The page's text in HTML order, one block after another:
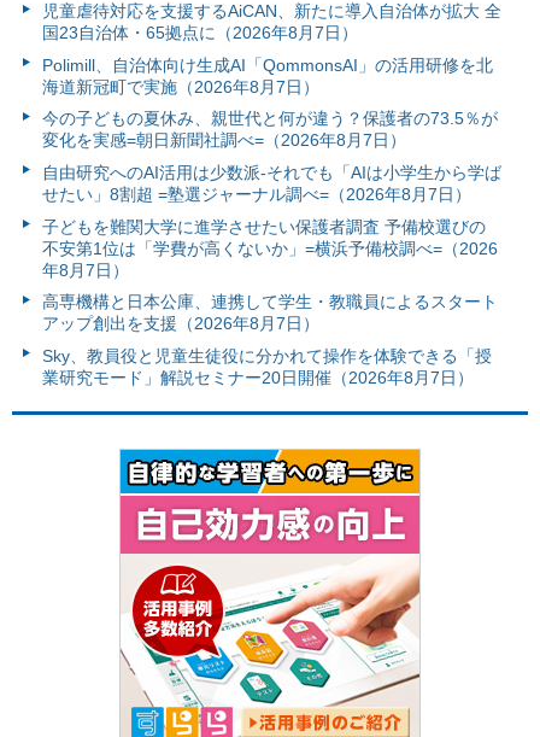
児童虐待対応を支援するAiCAN、新たに導入自治体が拡大 全
国23自治体・65拠点に（2026年8月7日）
Polimill、自治体向け生成AI「QommonsAI」の活用研修を北
海道新冠町で実施（2026年8月7日）
今の子どもの夏休み、親世代と何が違う？保護者の73.5％が
変化を実感=朝日新聞社調べ=（2026年8月7日）
自由研究へのAI活用は少数派-それでも「AIは小学生から学ば
せたい」8割超 =塾選ジャーナル調べ=（2026年8月7日）
子どもを難関大学に進学させたい保護者調査 予備校選びの
不安第1位は「学費が高くないか」=横浜予備校調べ=（2026
年8月7日）
高専機構と日本公庫、連携して学生・教職員によるスタート
アップ創出を支援（2026年8月7日）
Sky、教員役と児童生徒役に分かれて操作を体験できる「授
業研究モード」解説セミナー20日開催（2026年8月7日）